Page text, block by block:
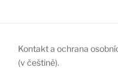
Kontakt a ochrana
(v češtině).